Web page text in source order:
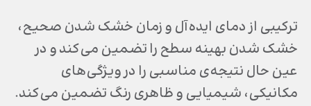
ترکیبی از دمای ایده‌آل و زمان خشک شدن صحیح،
خشک شدن بهینه سطح را تضمین می‌کند و در
عین حال نتیجه‌ی مناسبی را در ویژگی‌های
مکانیکی، شیمیایی و ظاهری رنگ تضمین می‌کند.